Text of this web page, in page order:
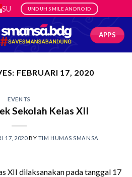
SU UNDUH SMILE ANDROID
APPS
FEBRUARI 17, 2020
EVENTS
Sekolah Kelas XII
17, 2020BY TIM HUMAS SMANSA
XII dilaksanakan pada tanggal 17